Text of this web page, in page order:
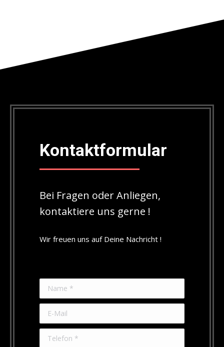
Kontaktformular
Bei Fragen oder Anliegen,
kontaktiere uns gerne !
Wir freuen uns auf Deine Nachricht !
Name *
E-Mail
Telefon *